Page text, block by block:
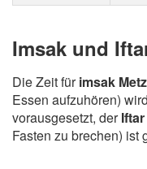
Imsak und
Die Zeit fürimsak
Essen aufzuhören)
vorausgesetzt, der
Fasten zu brechen) ist